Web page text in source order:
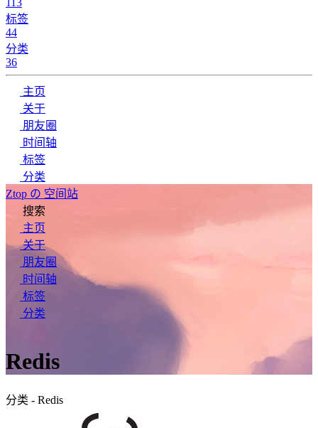
113
标签
44
分类
36
主页
关于
朋友圈
时间轴
标签
分类
Ztop の 空间站
搜索
主页
关于
朋友圈
时间轴
标签
分类
Redis
分类 - Redis